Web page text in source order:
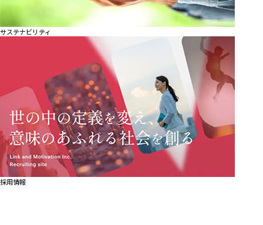
サステナビリティ
採用情報